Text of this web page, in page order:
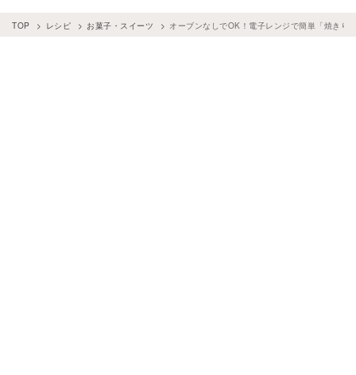
TOP レシピ お菓子・スイーツ オーブンなしでOK！電子レンジで簡単「焼きり